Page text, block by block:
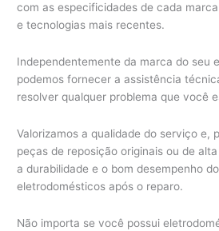
com as especificidades de cada
e tecnologias mais recentes.
Independentemente da marca do seu
podemos fornecer a assistência
resolver qualquer problema que você
Valorizamos a qualidade do serviço e,
peças de reposição originais ou de
a durabilidade e o bom desempenho
eletrodomésticos após o reparo.
Não importa se você possui